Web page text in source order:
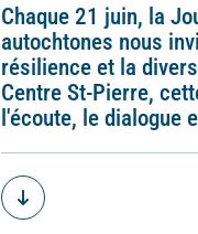
Chaque 21 juin, la
autochtones nous
résilience et la
Centre St-Pierre,
l'écoute, le dialogue